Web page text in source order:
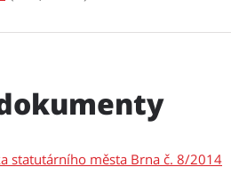
statutárního města Brna č. 8/2014